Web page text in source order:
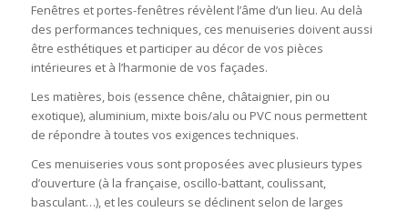
Fenêtres et portes-fenêtres révèlent l’âme d’un lieu. Au delà
des performances techniques, ces menuiseries doivent aussi
être esthétiques et participer au décor de vos pièces
intérieures et à l’harmonie de vos façades.
Les matières, bois (essence chêne, châtaignier, pin ou
exotique), aluminium, mixte bois/alu ou PVC nous permettent
de répondre à toutes vos exigences techniques.
Ces menuiseries vous sont proposées avec plusieurs types
d’ouverture (à la française, oscillo-battant, coulissant,
basculant…), et les couleurs se déclinent selon de larges